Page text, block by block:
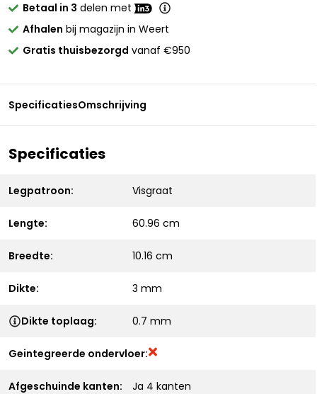
Betaal in 3 delen met
Afhalen bij magazijn in Weert
Gratis thuisbezorgd vanaf €950
SpecificatiesOmschrijving
Specificaties
Legpatroon: Visgraat
Lengte: 60.96 cm
Breedte: 10.16 cm
Dikte: 3 mm
Dikte toplaag: 0.7 mm
Geintegreerde ondervloer:
Afgeschuinde kanten: Ja 4 kanten